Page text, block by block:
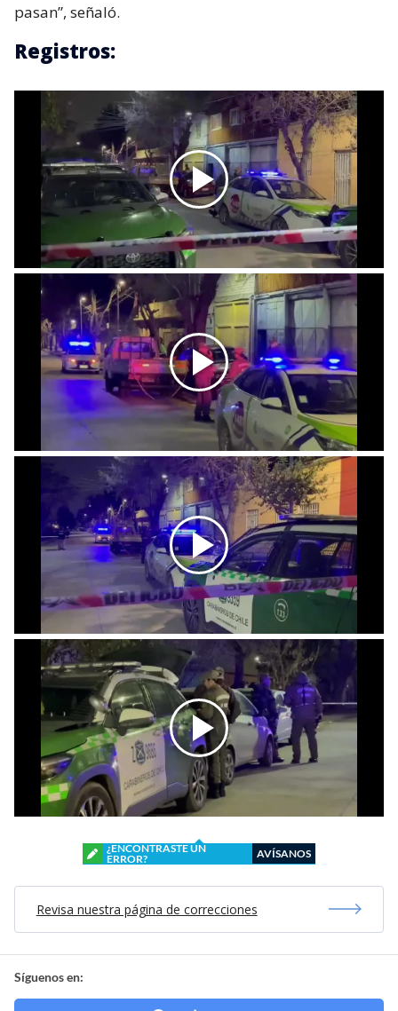
pasan”, señaló.
Registros:
¿ENCONTRASTE UN
ERROR?
AVÍSANOS
Revisa nuestra página de correcciones
Síguenos en: